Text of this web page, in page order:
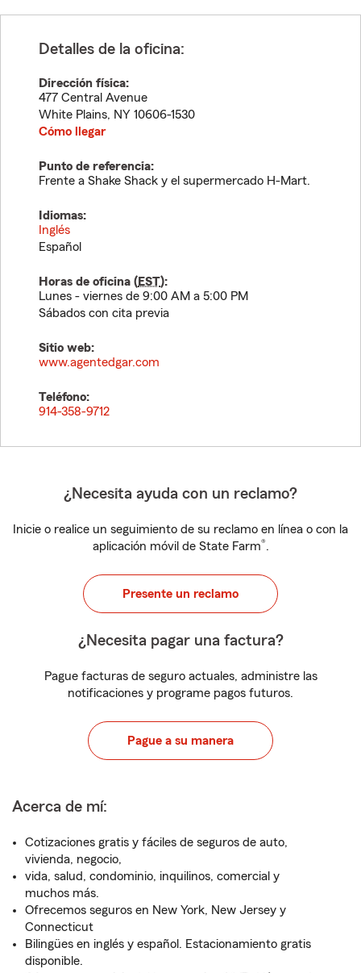
Detalles de la oficina:
Dirección física:
477 Central Avenue
White Plains, NY 10606-1530
Cómo llegar
Punto de referencia:
Frente a Shake Shack y el supermercado H-Mart.
Idiomas:
Inglés
Español
Horas de oficina (EST):
Lunes - viernes de 9:00 AM a 5:00 PM
Sábados con cita previa
Sitio web:
www.agentedgar.com
Teléfono:
914-358-9712
¿Necesita ayuda con un reclamo?
Inicie o realice un seguimiento de su reclamo en línea o con la
aplicación móvil de State Farm®.
Presente un reclamo
¿Necesita pagar una factura?
Pague facturas de seguro actuales, administre las
notificaciones y programe pagos futuros.
Pague a su manera
Acerca de mí:
Cotizaciones gratis y fáciles de seguros de auto,
vivienda, negocio,
vida, salud, condominio, inquilinos, comercial y
muchos más.
Ofrecemos seguros en New York, New Jersey y
Connecticut
Bilingües en inglés y español. Estacionamiento gratis
disponible.